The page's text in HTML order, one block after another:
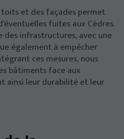
et des façades permet
fuites aux Cèdres.
infrastructures, avec une
également à empêcher
ces mesures, nous
bâtiments face aux
ainsi leur durabilité et leur